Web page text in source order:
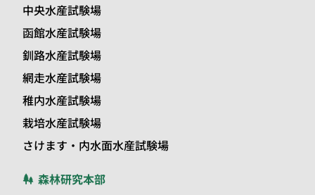
中央水産試験場
函館水産試験場
釧路水産試験場
網走水産試験場
稚内水産試験場
栽培水産試験場
さけます・内水面水産試験場
森林研究本部